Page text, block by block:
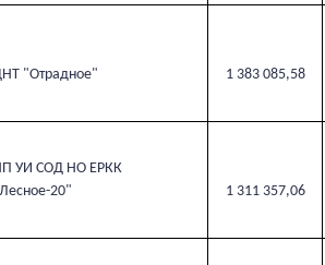
"Отрадное" 1 383 085,58
УИ СОД НО ЕРКК
20"
1 311 357,06